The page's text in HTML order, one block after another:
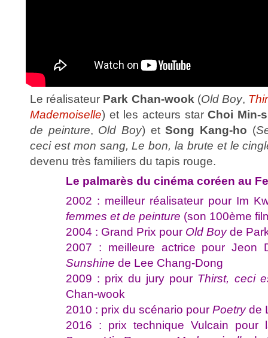
Le réalisateur Park Chan-wook (Old Boy,
Mademoiselle) et les acteurs starChoi Min-
de peinture, Old Boy) etSong Kang-ho (
ceci est mon sang,Le bon, la brute et le
devenu très familiers du tapis rouge.
Le palmarès du cinéma coréen au
2002 : meilleur réalisateur pour Im
femmes et de peinture (son 100ème
2004 : Grand Prix pour Old Boyde
2007 : meilleure actrice pour Jeon
Sunshine de Lee Chang-Dong
2009 : prix du jury pour Thirst, ceci
Chan-wook
2010 : prix du scénario pour Poetryde
2016 : prix technique Vulcain pour